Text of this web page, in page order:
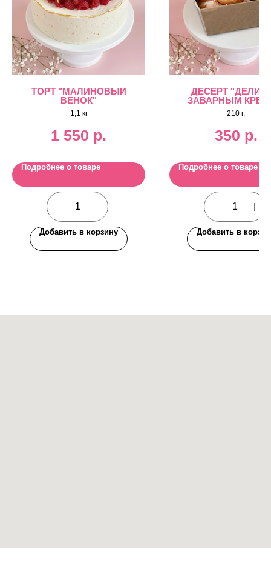
ТОРТ "МАЛИНОВЫЙ
ВЕНОК"
1,1 кг
1 550 р.
Подробнее о товаре
Добавить в корзину
ДЕСЕРТ
ЗАВАРНЫМ
210 г.
350 р.
Подробнее о товаре
Добавить в